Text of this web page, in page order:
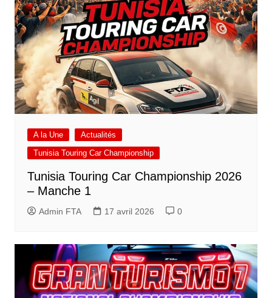
A la Une
Actualités
Tunisia Touring Car Championship
Tunisia Touring Car Championship 2026
– Manche 1
Admin FTA 17 avril 2026 0